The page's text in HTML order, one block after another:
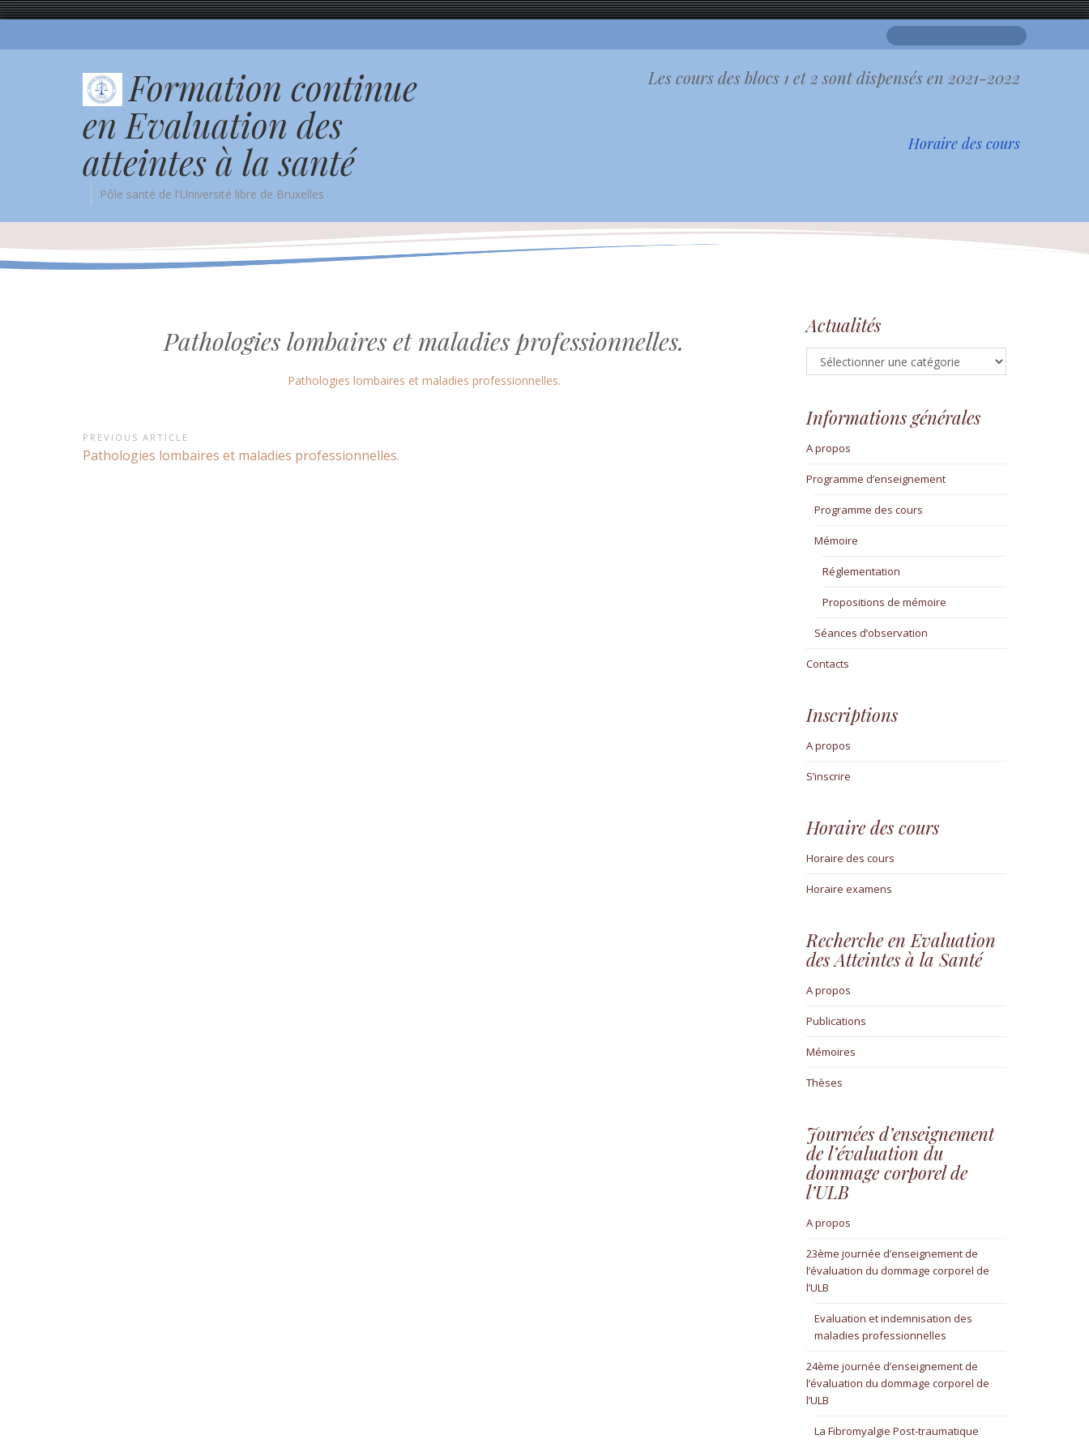
Search
for:
Formation continue
en Evaluation des
atteintes à la santé
Pôle santé de l'Université libre de Bruxelles
Les cours des blocs 1 et 2 sont dispensés en 2021-2022
Horaire des cours
Pathologies lombaires et maladies professionnelles.
Pathologies lombaires et maladies professionnelles.
Navigation
de
PREVIOUS ARTICLE
Previous
Pathologies lombaires et maladies professionnelles.
Actualités
Actualités
Informations générales
A propos
Programme d’enseignement
Programme des cours
Mémoire
Réglementation
Propositions de mémoire
Séances d’observation
Contacts
Inscriptions
A propos
S’inscrire
Horaire des cours
Horaire des cours
Horaire examens
Recherche en Evaluation
des Atteintes à la Santé
A propos
Publications
Mémoires
Thèses
Journées d’enseignement
de l’évaluation du
dommage corporel de
l’ULB
A propos
23ème journée d’enseignement de
l’évaluation du dommage corporel de
l’ULB
Evaluation et indemnisation des
maladies professionnelles
24ème journée d’enseignement de
l’évaluation du dommage corporel de
l’ULB
La Fibromyalgie Post-traumatique